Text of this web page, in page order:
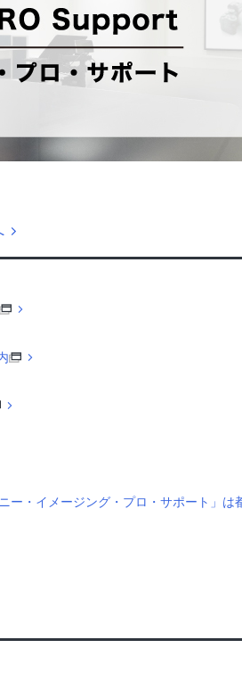
・イメージング・プロ・サポート」